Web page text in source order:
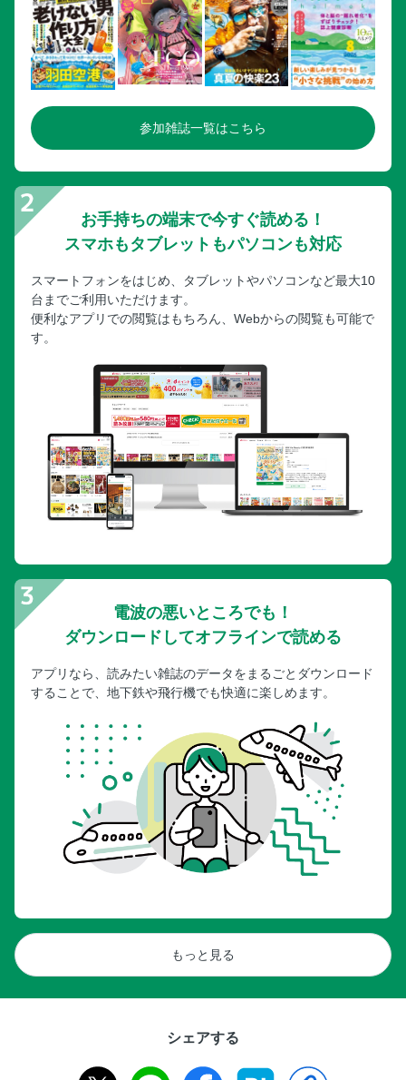
参加雑誌一覧はこちら
お手持ちの端末で今すぐ読める！
スマホもタブレットもパソコンも対応
スマートフォンをはじめ、タブレットやパソコンなど最大10
台までご利用いただけます。
便利なアプリでの閲覧はもちろん、Webからの閲覧も可能で
す。
電波の悪いところでも！
ダウンロードしてオフラインで読める
アプリなら、読みたい雑誌のデータをまるごとダウンロード
することで、地下鉄や飛行機でも快適に楽しめます。
もっと見る
シェアする